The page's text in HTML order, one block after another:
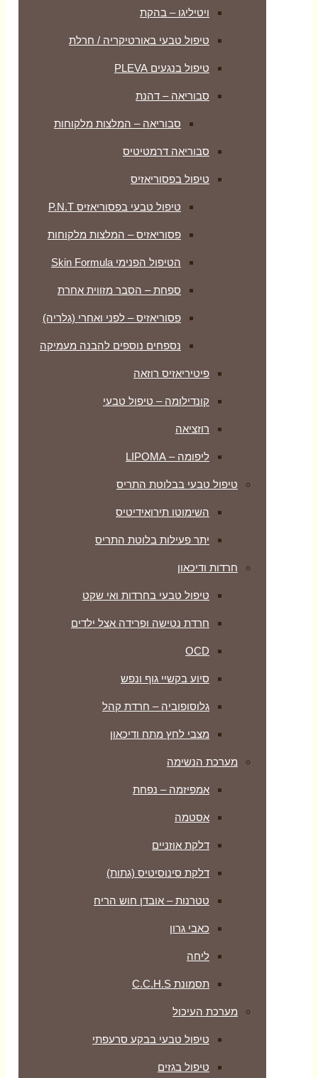
ויטיליגו – בהקת
טיפול טבעי באורטיקריה / חרלת
טיפול בנגעים PLEVA
סבוריאה – דהנת
סבוריאה – המלצות מלקוחות
סבוריאה דרמטיטיס
טיפול בפסוריאזיס
טיפול טבעי בפסוריאזיס P.N.T
פסוריאזיס – המלצות מלקוחות
הטיפול הפנימי Skin Formula
ספחת – הסבר מזווית אחרת
פסוריאזיס – לפני ואחרי (גלריה)
נספחים נוספים להבנה מעמיקה
פיטיריאזיס רוזאה
קונדילומה – טיפול טבעי
רוזציאה
ליפומה – LIPOMA
טיפול טבעי בבלוטת התריס
השימוטו תירואידיטיס
יתר פעילות בלוטת התריס
חרדות ודיכאון
טיפול טבעי בחרדות ואי שקט
חרדת נטישה ופרידה אצל ילדים
OCD
סיוע בקשיי גוף ונפש
גלוסופוביה – חרדת קהל
מצבי לחץ מתח ודיכאון
מערכת הנשימה
אמפיזמה – נפחת
אסטמה
דלקת אוזניים
דלקת סינוסיטיס (גתות)
טטרנות – אובדן חוש הריח
כאבי גרון
ליחה
תסמונת C.C.H.S
מערכת העיכול
טיפול טבעי בבקע סרעפתי
טיפול בגזים